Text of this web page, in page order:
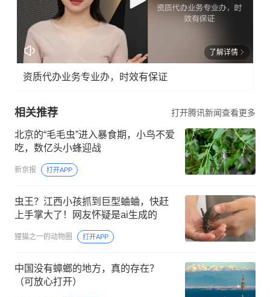
了解详情
资质代办业务专业办，时效有保证
相关推荐 打开腾讯新闻查看更多
北京的“毛毛虫”进入暴食期，小鸟不爱
吃，数亿头小蜂迎战
新京报 打开APP
虫王？江西小孩抓到巨型蛐蛐，快赶
上手掌大了！网友怀疑是ai生成的
狸猫之一的动物圈 打开APP
中国没有蟑螂的地方，真的存在？
（可放心打开）